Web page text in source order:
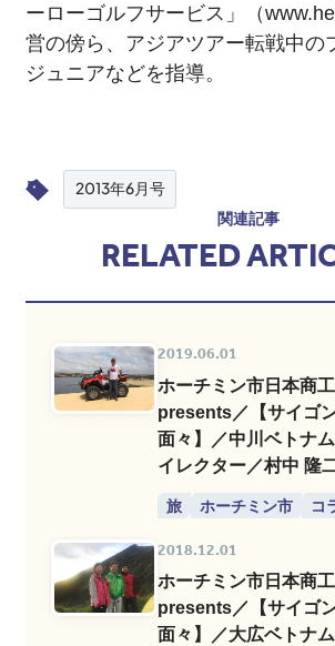
ーローゴルフサービス」（
営の傍ら、アジアツアー転戦中の
ジュニアなどを指導。
2013年6月号
関連記事
RELATED
2019.06.01
ホーチミン市日本商
presents／【サイゴ
面々】／中川ベトナ
イレクター／村中 隆
旅 ホーチミン市 コ
2018.12.01
ホーチミン市日本商
presents／【サイゴ
面々】／大広ベトナ